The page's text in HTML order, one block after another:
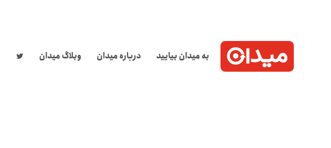
به میدان بیایید درباره میدان وبلاگ میدان 